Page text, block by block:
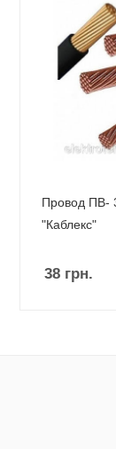
Провод ПВ-
"Каблекс"
38 грн.